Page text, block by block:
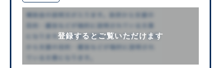
登録するとご覧いただけます